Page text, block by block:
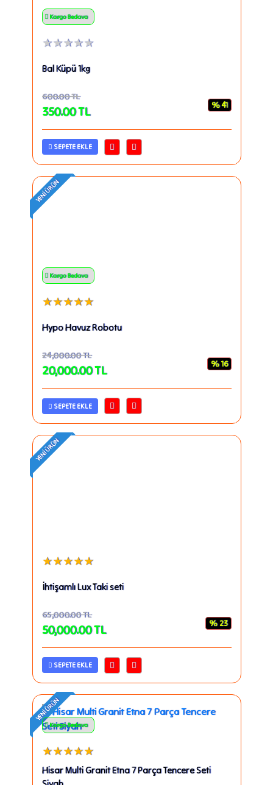
Kargo Bedava
★★★★★
Bal Küpü 1kg
600.00TL
350.00TL % 41
SEPETE EKLE
YENI ÜRÜN
Kargo Bedava
★★★★★
Hypo Havuz Robotu
24,000.00TL
20,000.00TL % 16
SEPETE EKLE
YENI ÜRÜN
★★★★★
İhtişamlı Lux Taki seti
65,000.00TL
50,000.00TL % 23
SEPETE EKLE
YENI ÜRÜN
Kargo Bedava
★★★★★
Hisar Multi Granit Etna 7 Parça Tencere Seti